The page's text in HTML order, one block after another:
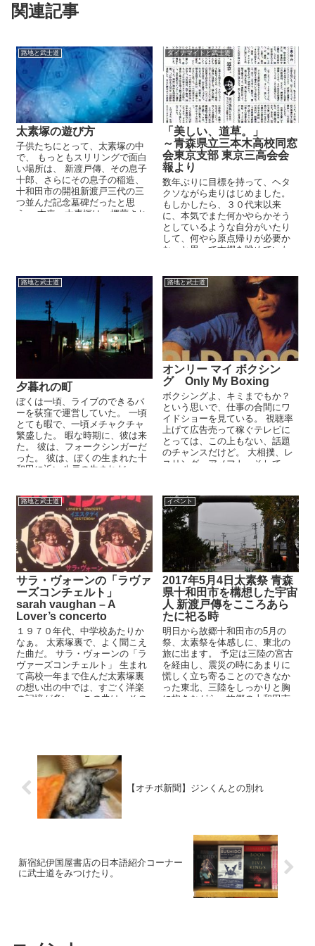
関連記事
路地と武士道
太素塚の遊び方
子供たちにとって、太素塚の中
で、 もっともスリリングで面白
い場所は、 新渡戸傳、その息子
十郎、さらにその息子の稲造、
十和田市の開祖新渡戸三代の三
つ並んだ記念墓碑だったと思
う。 本来、太素塚は、埋葬され
ダイナマイトと武士道
「美しい、道草。」
～青森県立三本木高校同窓
会東京支部 東京三高会会
報より
数年ぶりに目標を持って、ヘタ
クソながら走りはじめました。
もしかしたら、３０代末以来
に、本気でまた何かやらかそう
としているような自分がいたり
して、何やら原点帰りが必要か
な、と思って本棚を眺めていた
路地と武士道
夕暮れの町
ぼくは一頃、ライブのできるバ
ーを荻窪で運営していた。 一頃
とても暇で、一頃メチャクチャ
繁盛した。 暇な時期に、彼は来
た。 彼は、フォークシンガーだ
った。 彼は、ぼくの生まれた十
和田に近い八戸の生まれだっ
路地と武士道
オンリー マイ ボクシン
グ Only My Boxing
ボクシングよ、キミまでもか？
という思いで、仕事の合間にワ
イドショーを見ている。 視聴率
上げて広告売って稼ぐテレビに
とっては、この上もない、話題
のチャンスだけど。 大相撲、レ
スリング、アメフト、そして、
路地と武士道
サラ・ヴォーンの「ラヴァ
ーズコンチェルト」
sarah vaughan – A
Lover’s concerto
１９７０年代、中学校あたりか
なぁ。 太素塚裏で、よく聞こえ
た曲だ。 サラ・ヴォーンの「ラ
ヴァーズコンチェルト」 生まれ
て高校一年まで住んだ太素塚裏
の想い出の中では、すごく洋楽
の記憶が多い。 この曲は、その
イベント
2017年5月4日太素祭 青森
県十和田市を構想した宇宙
人 新渡戸傳をこころあら
たに祀る時
明日から故郷十和田市の5月の
祭、太素祭を体感しに、東北の
旅に出ます。 予定は三陸の宮古
を経由し、震災の時にあまりに
慌しく立ち寄ることのできなか
った東北、三陸をしっかりと胸
に抱きながら、故郷の十和田市
【オチボ新聞】ジンくんとの別れ
新宿紀伊国屋書店の日本語紹介コーナー
に武士道をみつけたり。